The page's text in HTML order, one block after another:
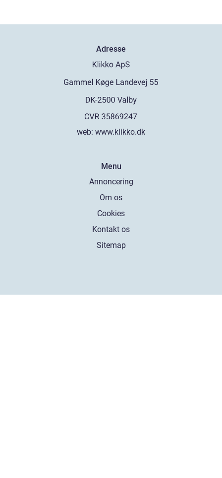
Adresse
web: www.klikko.dk
Menu
Annoncering
Om os
Cookies
Kontakt os
Sitemap